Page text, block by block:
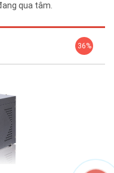
qua tâm.
36%